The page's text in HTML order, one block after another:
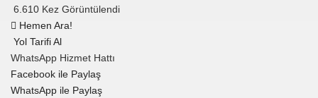
6.610 Kez Görüntülendi
Hemen Ara!
Yol Tarifi Al
WhatsApp Hizmet Hattı
Facebook ile Paylaş
WhatsApp ile Paylaş